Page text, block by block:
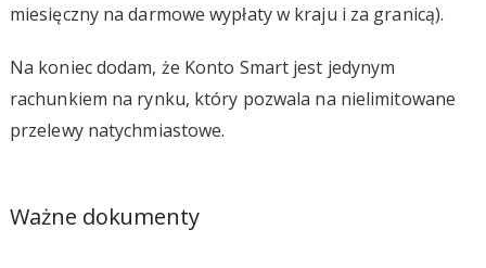
miesięczny na darmowe wypłaty w kraju i za granicą).
Na koniec dodam, że Konto Smart jest jedynym
rachunkiem na rynku, który pozwala na nielimitowane
przelewy natychmiastowe.
Ważne dokumenty